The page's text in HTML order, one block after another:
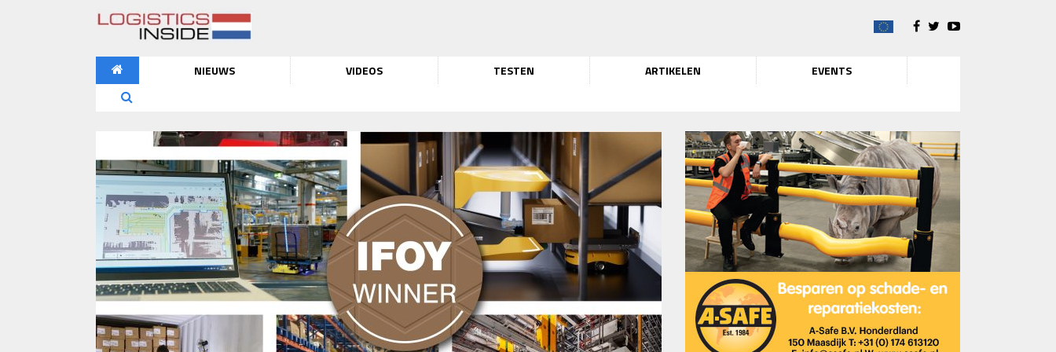
NIEUWS VIDEOS TESTEN ARTIKELEN EVENTS